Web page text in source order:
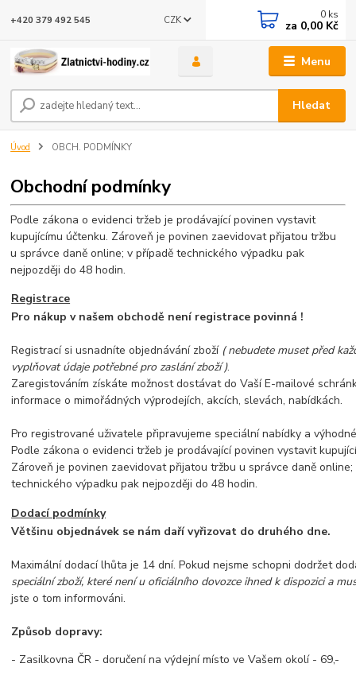
Menu
CZK
Hledat
+420 379 492 545 0 ks
za 0,00 Kč
Úvod OBCH. PODMÍNKY
Obchodní podmínky
Podle zákona o evidenci tržeb je prodávající povinen vystavit
kupujícímu účtenku. Zároveň je povinen zaevidovat přijatou tržbu
u správce daně online; v případě technického výpadku pak
nejpozději do 48 hodin.
Registrace
Pro nákup v našem obchodě není registrace povinná !
Registrací si usnadníte objednávání zboží ( nebudete muset před
vyplňovat údaje potřebné pro zaslání zboží ).
Zaregistováním získáte možnost dostávat do Vaší E-mailové
informace o mimořádných výprodejích, akcích, slevách, nabídkách.
Pro registrované uživatele připravujeme speciální nabídky a
Podle zákona o evidenci tržeb je prodávající povinen vystavit
Zároveň je povinen zaevidovat přijatou tržbu u správce daně online;
technického výpadku pak nejpozději do 48 hodin.
Dodací podmínky
Většinu objednávek se nám daří vyřizovat do druhého dne.
Maximální dodací lhůta je 14 dní. Pokud nejsme schopni dodržet
speciální zboží, které není u oficiálního dovozce ihned k dispozici a
jste o tom informováni.
Způsob dopravy:
- Zasilkovna ČR - doručení na výdejní místo ve Vašem okolí - 69,-